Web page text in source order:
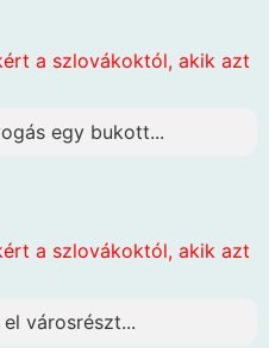
a szlovákoktól, akik azt
egy bukott...
a szlovákoktól, akik azt
városrészt...